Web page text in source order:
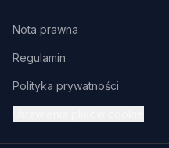
Nota prawna
Regulamin
Polityka prywatności